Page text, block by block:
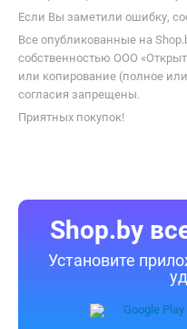
Если Вы заметили ошибку,
Все опубликованные на
собственностью ООО
или копирование (полное
согласия запрещены.
Приятных покупок!
Shop.by
Установите